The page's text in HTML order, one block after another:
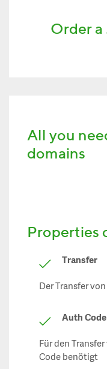
Order
All you
domains
Properties
Transfer
Der Transfer
Auth Code
Für den
Code benötigt